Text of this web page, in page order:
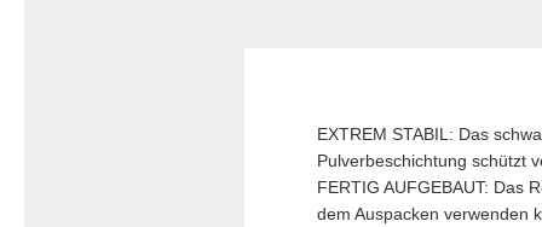
EXTREM STABIL: Das
Pulverbeschichtung schützt
FERTIG AUFGEBAUT: Das
dem Auspacken verwenden